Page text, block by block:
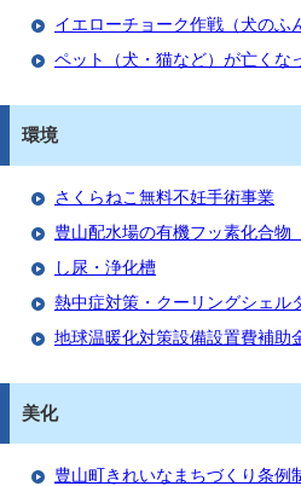
イエローチョーク作戦（犬のふ
ペット（犬・猫など）が亡くな
環境
さくらねこ無料不妊手術事業
豊山配水場の有機フッ素化合物
し尿・浄化槽
熱中症対策・クーリングシェル
地球温暖化対策設備設置費補助
美化
豊山町きれいなまちづくり条例